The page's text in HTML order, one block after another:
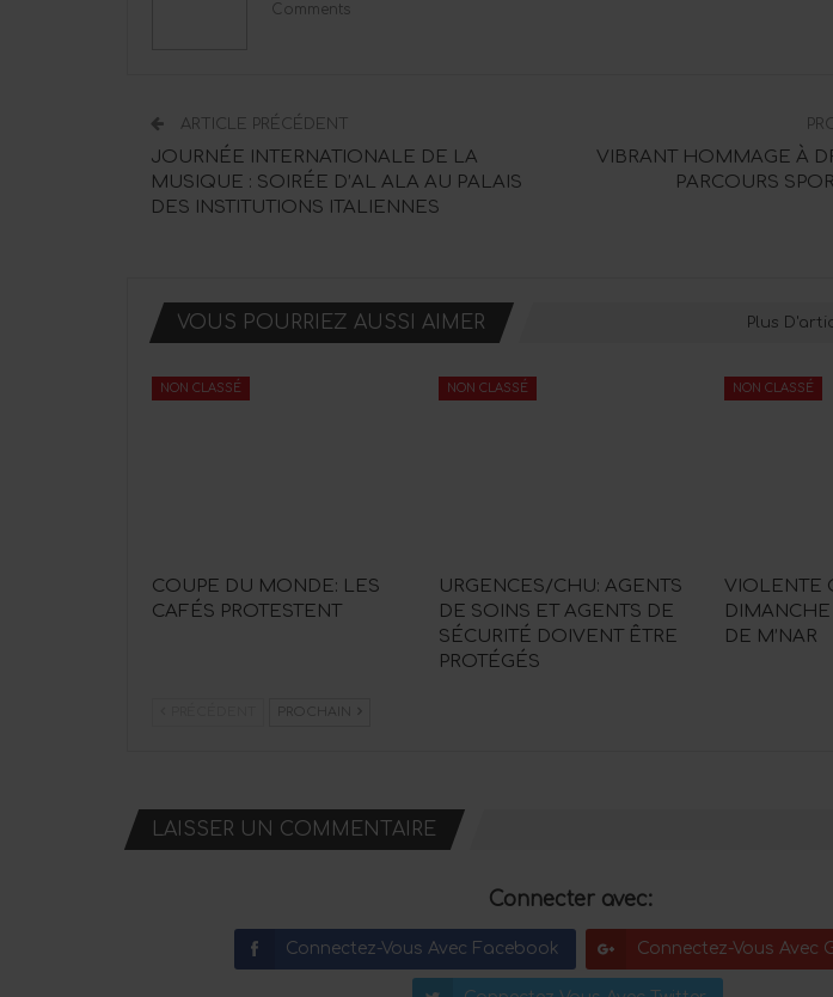
Comments
ARTICLE PRÉCÉDENT
JOURNÉE INTERNATIONALE DE LA
MUSIQUE : SOIRÉE D’AL ALA AU PALAIS
DES INSTITUTIONS ITALIENNES
VIBRANT HOMMAGE À
PARCOURS
VOUS POURRIEZ AUSSI AIMER Plus
NON CLASSÉ
COUPE DU MONDE: LES
CAFÉS PROTESTENT
NON CLASSÉ
URGENCES/CHU: AGENTS
DE SOINS ET AGENTS DE
SÉCURITÉ DOIVENT ÊTRE
PROTÉGÉS
NON CLASSÉ
VIOLENTE
DE M’NAR
PROCHAIN
LAISSER UN COMMENTAIRE
Connecter avec:
Connectez-Vous Avec Facebook Connectez-Vous Avec